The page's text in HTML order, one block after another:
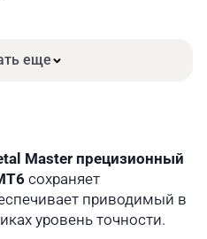
еще
Master прецизионный
сохраняет
приводимый в
уровень точности.